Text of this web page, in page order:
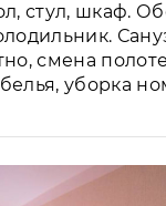
стул, шкаф.
смена
уборка